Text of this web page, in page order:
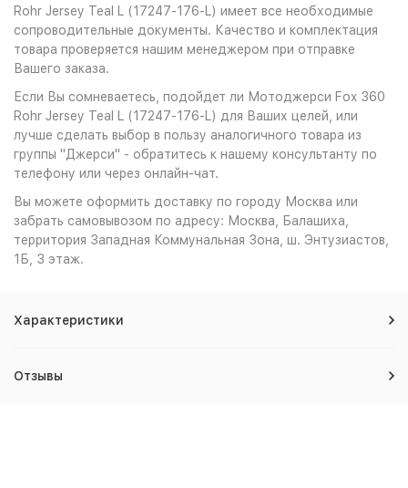
Rohr Jersey Teal L (17247-176-L) имеет все необходимые
сопроводительные документы. Качество и комплектация
товара проверяется нашим менеджером при отправке
Вашего заказа.
Если Вы сомневаетесь, подойдет ли Мотоджерси Fox 360
Rohr Jersey Teal L (17247-176-L) для Ваших целей, или
лучше сделать выбор в пользу аналогичного товара из
группы "Джерси" - обратитесь к нашему консультанту по
телефону или через онлайн-чат.
Вы можете оформить доставку по городу Москва или
забрать самовывозом по адресу: Москва, Балашиха,
территория Западная Коммунальная Зона, ш. Энтузиастов,
1Б, 3 этаж.
Характеристики
Отзывы